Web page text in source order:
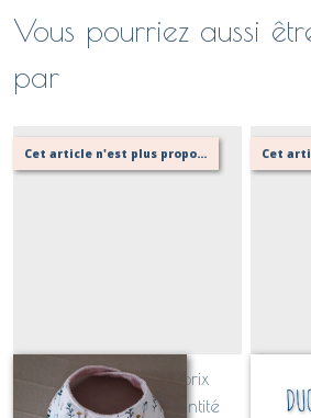
Vous pourriez aussi
par
Cet article n'est plus proposé, retournez au menu principal ou contactez moi!
Bavoir bandana prix
dégressif selon quantité